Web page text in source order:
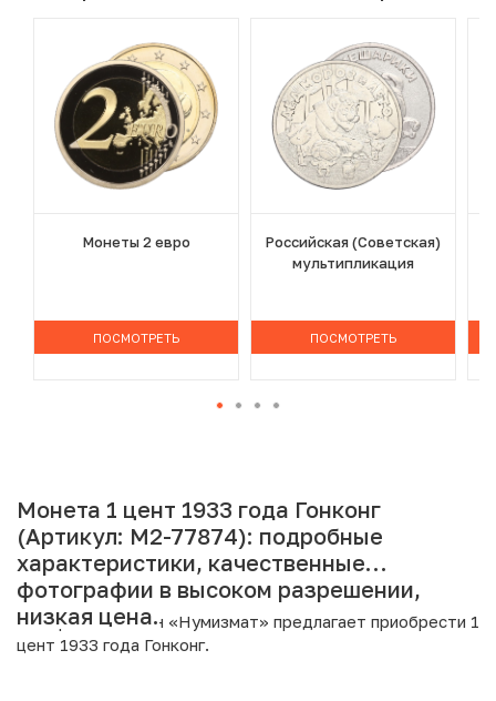
Монеты 2 евро
ПОСМОТРЕТЬ
Российская (Советская)
мультипликация
ПОСМОТРЕТЬ
Монета 1 цент 1933 года Гонконг
(Артикул: M2-77874): подробные
характеристики, качественные
фотографии в высоком разрешении,
низкая цена.
Интернет магазин «Нумизмат» предлагает приобрести 1
цент 1933 года Гонконг.